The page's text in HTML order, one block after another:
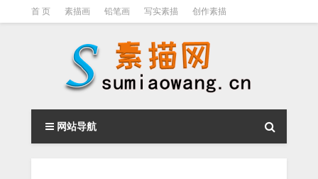
首 页 素描画 铅笔画 写实素描 创作素描
素描视频教程
网站导航